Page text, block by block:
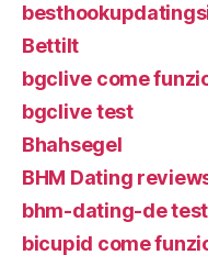
Bettilt
bgclive come
bgclive test
Bhahsegel
BHM Dating
bhm-dating-de test
bicupid come